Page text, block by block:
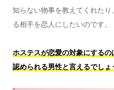
知らない物事を教えてくれた
る相手を恋人にしたいのです。
ホステスが恋愛の対象にする
認められる男性と言えるでしょ